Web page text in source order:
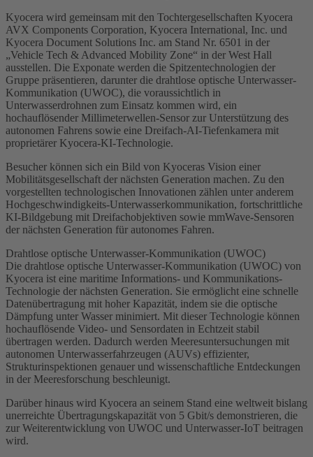
Kyocera wird gemeinsam mit den Tochtergesellschaften Kyocera
AVX Components Corporation, Kyocera International, Inc. und
Kyocera Document Solutions Inc. am Stand Nr. 6501 in der
„Vehicle Tech & Advanced Mobility Zone“ in der West Hall
ausstellen. Die Exponate werden die Spitzentechnologien der
Gruppe präsentieren, darunter die drahtlose optische Unterwasser-
Kommunikation (UWOC), die voraussichtlich in
Unterwasserdrohnen zum Einsatz kommen wird, ein
hochauflösender Millimeterwellen-Sensor zur Unterstützung des
autonomen Fahrens sowie eine Dreifach-AI-Tiefenkamera mit
proprietärer Kyocera-KI-Technologie.
Besucher können sich ein Bild von Kyoceras Vision einer
Mobilitätsgesellschaft der nächsten Generation machen. Zu den
vorgestellten technologischen Innovationen zählen unter anderem
Hochgeschwindigkeits-Unterwasserkommunikation, fortschrittliche
KI-Bildgebung mit Dreifachobjektiven sowie mmWave-Sensoren
der nächsten Generation für autonomes Fahren.
Drahtlose optische Unterwasser-Kommunikation (UWOC)
Die drahtlose optische Unterwasser-Kommunikation (UWOC) von
Kyocera ist eine maritime Informations- und Kommunikations-
Technologie der nächsten Generation. Sie ermöglicht eine schnelle
Datenübertragung mit hoher Kapazität, indem sie die optische
Dämpfung unter Wasser minimiert. Mit dieser Technologie können
hochauflösende Video- und Sensordaten in Echtzeit stabil
übertragen werden. Dadurch werden Meeresuntersuchungen mit
autonomen Unterwasserfahrzeugen (AUVs) effizienter,
Strukturinspektionen genauer und wissenschaftliche Entdeckungen
in der Meeresforschung beschleunigt.
Darüber hinaus wird Kyocera an seinem Stand eine weltweit bislang
unerreichte Übertragungskapazität von 5 Gbit/s demonstrieren, die
zur Weiterentwicklung von UWOC und Unterwasser-IoT beitragen
wird.